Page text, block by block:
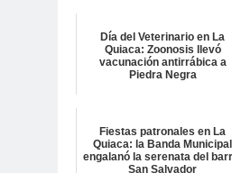
Día del Veterinario en La
Quiaca: Zoonosis llevó
vacunación antirrábica a
Piedra Negra
Fiestas patronales en La
Quiaca: la Banda Municipal
engalanó la serenata del
San Salvador